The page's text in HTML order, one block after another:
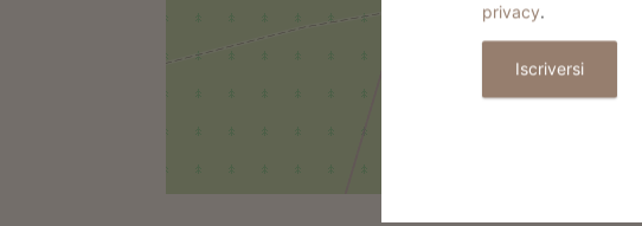
privacy.
Iscriversi